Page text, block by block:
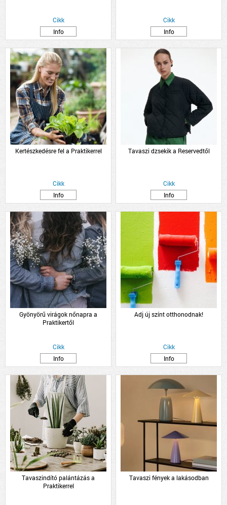
Cikk
Info
Cikk
Info
Kertészkedésre fel a Praktikerrel
Cikk
Info
Tavaszi dzsekik a Reservedtől
Cikk
Info
Gyönyörű virágok nőnapra a
Praktikertől
Cikk
Info
Adj új színt otthonodnak!
Cikk
Info
Tavaszindító palántázás a
Praktikerrel
Tavaszi fények a lakásodban